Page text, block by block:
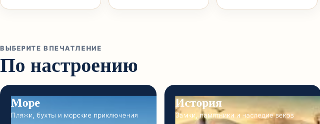
ВЫБЕРИТЕ ВПЕЧАТЛЕНИЕ
По настроению
Море
Пляжи, бухты и морские приключения
История
Замки, памятники и наследие веков